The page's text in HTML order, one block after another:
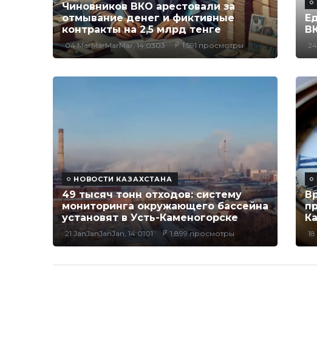
Чиновников ВКО арестовали за
отмывание денег и фиктивные
контракты на 2,5 млрд тенге
04 MarMarMarMar, 14:0303 1,591 просмотры
НОВОСТИ КАЗАХСТАНА
49 тысяч тонн отходов: систему
мониторинга окружающего бассейна
установят в Усть-Каменогорске
21 JanJanJanJan, 14:0101 1,899 просмотры